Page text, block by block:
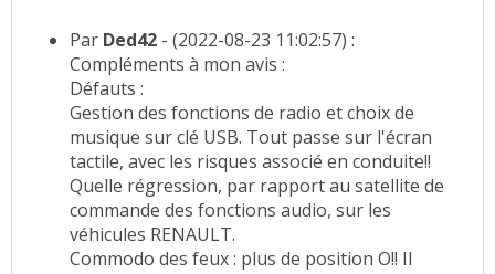
Par Ded42 - (2022-08-23 11:02:57) :
Compléments à mon avis :
Défauts :
Gestion des fonctions de radio et choix de
musique sur clé USB. Tout passe sur l'écran
tactile, avec les risques associé en conduite!!
Quelle régression, par rapport au satellite de
commande des fonctions audio, sur les
véhicules RENAULT.
Commodo des feux : plus de position O!! Il